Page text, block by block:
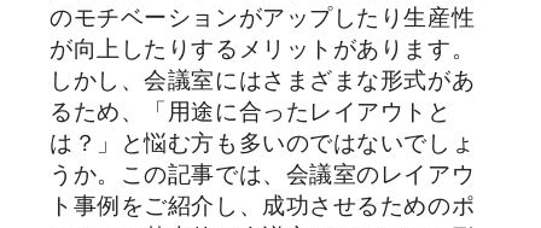
のモチベーションがアップしたり生産性
が向上したりするメリットがあります。
しかし、会議室にはさまざまな形式があ
るため、「用途に合ったレイアウトと
は？」と悩む方も多いのではないでしょ
うか。この記事では、会議室のレイアウ
ト事例をご紹介し、成功させるためのポ